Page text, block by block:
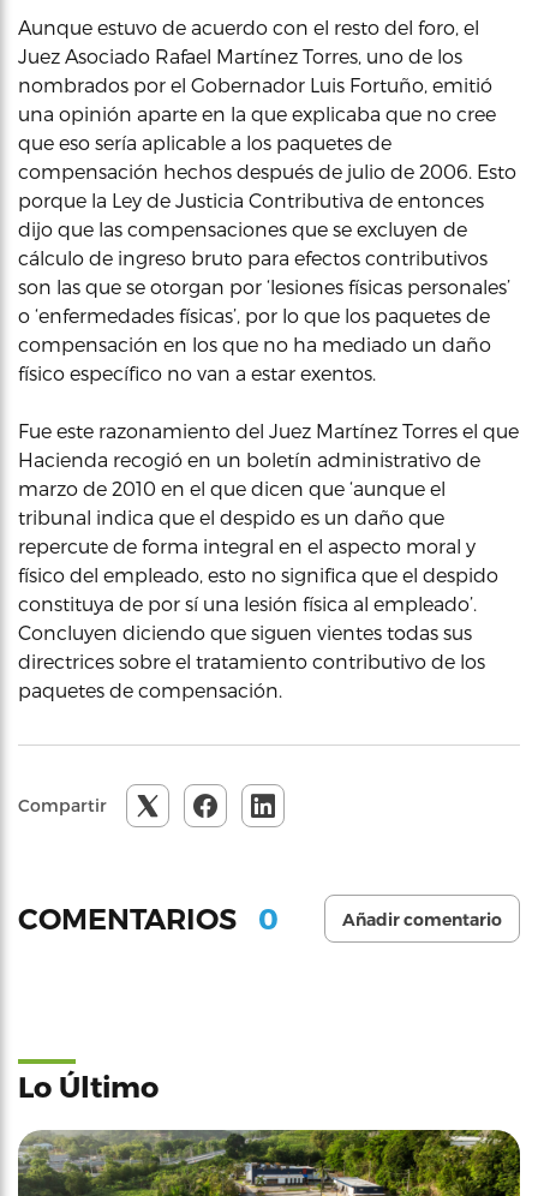
Aunque estuvo de acuerdo con el resto del foro, el
Juez Asociado Rafael Martínez Torres, uno de los
nombrados por el Gobernador Luis Fortuño, emitió
una opinión aparte en la que explicaba que no cree
que eso sería aplicable a los paquetes de
compensación hechos después de julio de 2006. Esto
porque la Ley de Justicia Contributiva de entonces
dijo que las compensaciones que se excluyen de
cálculo de ingreso bruto para efectos contributivos
son las que se otorgan por ‘lesiones físicas personales’
o ‘enfermedades físicas’, por lo que los paquetes de
compensación en los que no ha mediado un daño
físico específico no van a estar exentos.
Fue este razonamiento del Juez Martínez Torres el que
Hacienda recogió en un boletín administrativo de
marzo de 2010 en el que dicen que ‘aunque el
tribunal indica que el despido es un daño que
repercute de forma integral en el aspecto moral y
físico del empleado, esto no significa que el despido
constituya de por sí una lesión física al empleado’.
Concluyen diciendo que siguen vientes todas sus
directrices sobre el tratamiento contributivo de los
paquetes de compensación.
Compartir
COMENTARIOS 0 Añadir comentario
Lo Último